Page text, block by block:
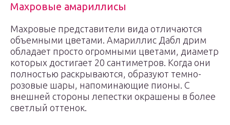
Махровые амариллисы
Махровые представители вида отличаются
объемными цветами. Амариллис Дабл дрим
обладает просто огромными цветами, диаметр
которых достигает 20 сантиметров. Когда они
полностью раскрываются, образуют темно-
розовые шары, напоминающие пионы. С
внешней стороны лепестки окрашены в более
светлый оттенок.